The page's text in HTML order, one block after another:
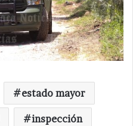
estado mayor
inspección